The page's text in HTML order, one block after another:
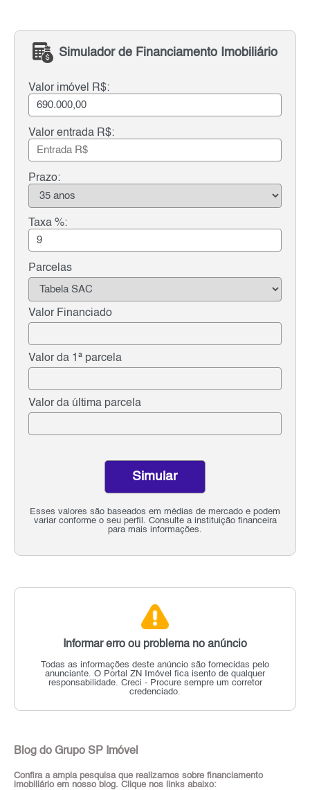
Simulador de Financiamento Imobiliário
Valor imóvel R$:
Valor entrada R$:
Prazo:
Taxa %:
Parcelas
Valor Financiado
Valor da 1ª parcela
Valor da última parcela
Esses valores são baseados em médias de mercado e podem
variar conforme o seu perfil. Consulte a instituição financeira
para mais informações.
Simular
Informar erro ou problema no anúncio
Todas as informações deste anúncio são fornecidas pelo
anunciante. O Portal ZN Imóvel fica isento de qualquer
responsabilidade. Creci - Procure sempre um corretor
credenciado.
Blog do Grupo SP Imóvel
Confira a ampla pesquisa que realizamos sobre financiamento
imobiliário em nosso blog. Clique nos links abaixo: